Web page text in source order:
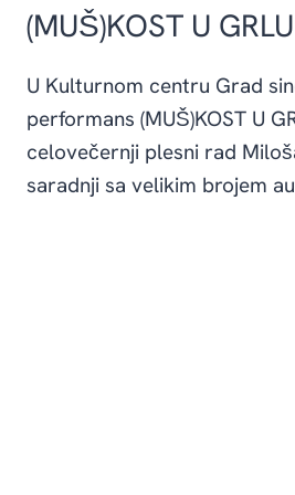
(MUŠ)KOST U GRLU
U Kulturnom centru Grad
performans (MUŠ)KOST U
celovečernji plesni rad
saradnji sa velikim brojem